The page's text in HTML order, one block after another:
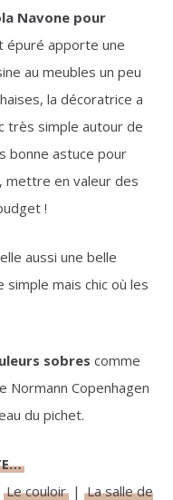
Navone pour
épuré apporte une
au meubles un peu
la décoratrice a
très simple autour de
bonne astuce pour
mettre en valeur des
!
aussi une belle
simple mais chic où les
sobres comme
Normann Copenhagen
du pichet.
Le couloir| La salle de